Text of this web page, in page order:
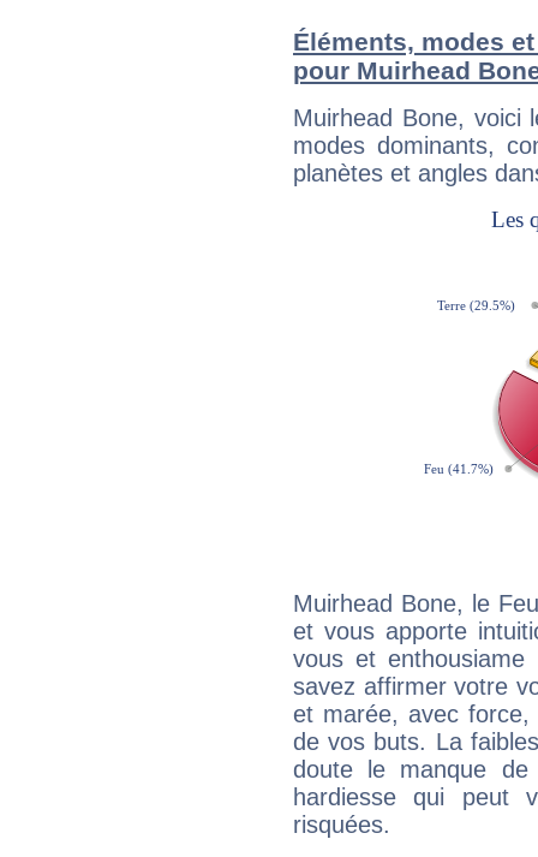
Éléments, modes
pour Muirhead
Muirhead Bone, voici
modes dominants,
planètes et angles
Muirhead Bone, le
et vous apporte
vous et
savez affirmer votre
et marée, avec
de vos buts. La
doute le manque
hardiesse qui peut
risquées.